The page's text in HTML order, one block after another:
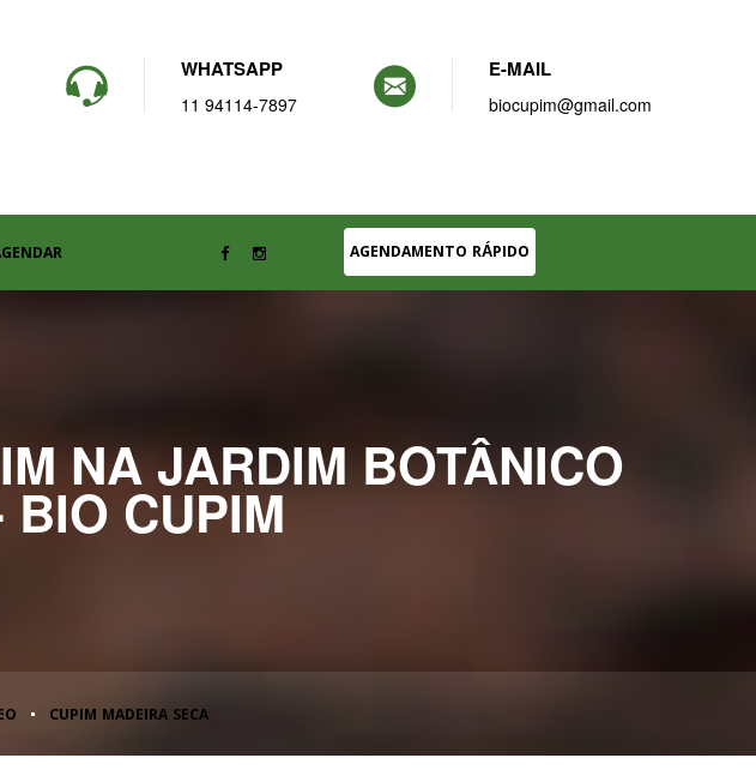
WHATSAPP
11 94114-7897
E-MAIL
biocupim@gmail.com
AGENDAMENTO RÁPIDO
NA JARDIM BOTÂNICO
CUPIM
CUPIM MADEIRA SECA